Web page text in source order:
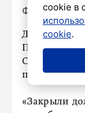
Фото:
Давид
Птаха,
Об этом в
«Закрыли
cookie в
cookie.